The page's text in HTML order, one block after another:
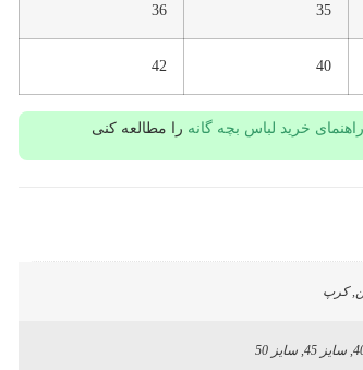
35
36
40
42
راهنمای خرید لباس بچه گانه را مطالعه کنی
کرپ